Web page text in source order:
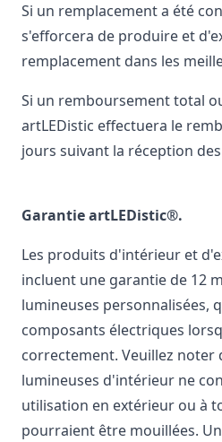
Si un remplacement a été
s'efforcera de produire et
remplacement dans les
Si un remboursement total
artLEDistic effectuera le
jours suivant la réception
Garantie artLEDistic®.
Les produits d'intérieur et
incluent une garantie de 12
lumineuses personnalisées,
composants électriques
correctement. Veuillez noter
lumineuses d'intérieur ne
utilisation en extérieur ou à
pourraient être mouillées.